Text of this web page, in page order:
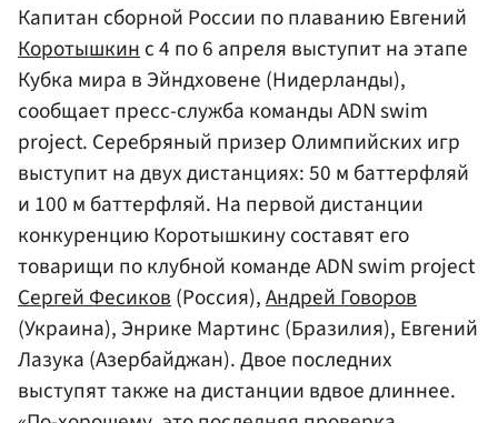
Капитан сборной России по плаванию Евгений
Коротышкинс 4 по 6 апреля выступит на этапе
Кубка мира в Эйндховене (Нидерланды),
сообщает пресс-служба команды ADN swim
project. Серебряный призер Олимпийских игр
выступит на двух дистанциях: 50 м баттерфляй
и 100 м баттерфляй. На первой дистанции
конкуренцию Коротышкину составят его
товарищи по клубной команде ADN swim project
Сергей Фесиков(Россия),Андрей Говоров
(Украина), Энрике Мартинс (Бразилия), Евгений
Лазука (Азербайджан). Двое последних
выступят также на дистанции вдвое длиннее.